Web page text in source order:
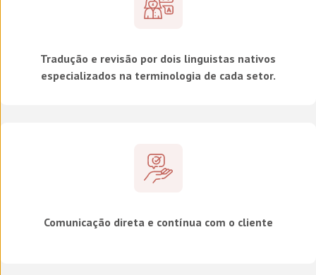
Tradução e revisão por dois linguistas nativos
especializados na terminologia de cada setor.
Comunicação direta e contínua com o cliente